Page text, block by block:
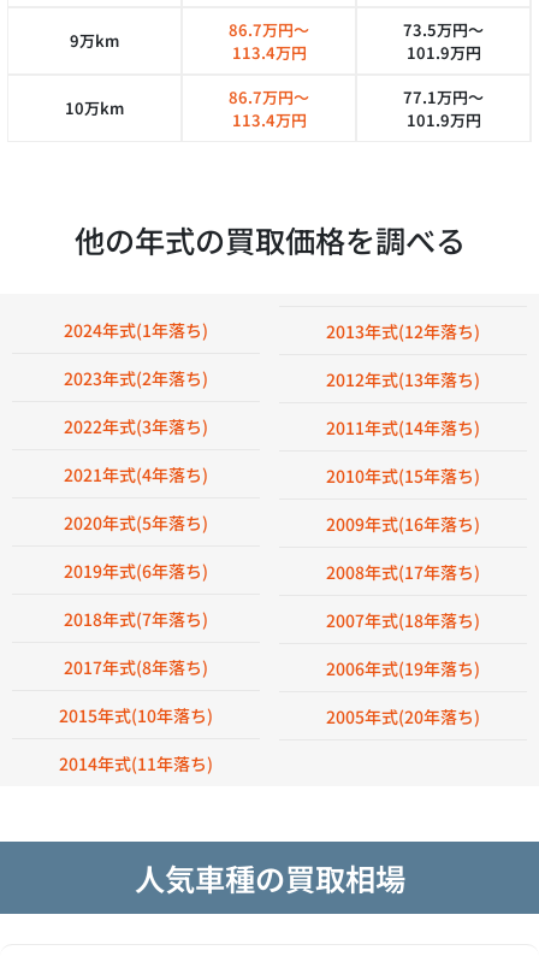
9万km
86.7万円～
113.4万円
73.5万円～
101.9万円
10万km
86.7万円～
113.4万円
77.1万円～
101.9万円
他の年式の買取価格を調べる
2024年式(1年落ち)
2023年式(2年落ち)
2022年式(3年落ち)
2021年式(4年落ち)
2020年式(5年落ち)
2019年式(6年落ち)
2018年式(7年落ち)
2017年式(8年落ち)
2015年式(10年落ち)
2014年式(11年落ち)
2013年式(12年落ち)
2012年式(13年落ち)
2011年式(14年落ち)
2010年式(15年落ち)
2009年式(16年落ち)
2008年式(17年落ち)
2007年式(18年落ち)
2006年式(19年落ち)
2005年式(20年落ち)
人気車種の買取相場